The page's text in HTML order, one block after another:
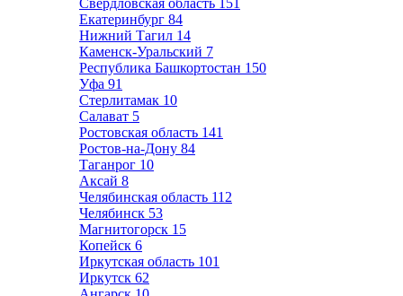
Свердловская область 151
Екатеринбург 84
Нижний Тагил 14
Каменск-Уральский 7
Республика Башкортостан 150
Уфа 91
Стерлитамак 10
Салават 5
Ростовская область 141
Ростов-на-Дону 84
Таганрог 10
Аксай 8
Челябинская область 112
Челябинск 53
Магнитогорск 15
Копейск 6
Иркутская область 101
Иркутск 62